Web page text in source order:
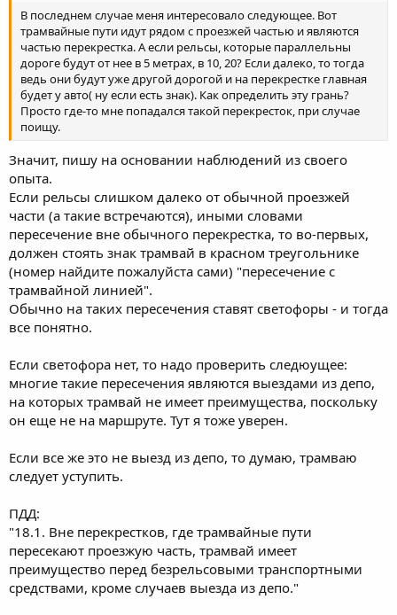
В последнем случае меня интересовало следующее. Вот
трамвайные пути идут рядом с проезжей частью и являются
частью перекрестка. А если рельсы, которые параллельны
дороге будут от нее в 5 метрах, в 10, 20? Если далеко, то тогда
ведь они будут уже другой дорогой и на перекрестке главная
будет у авто( ну если есть знак). Как определить эту грань?
Просто где-то мне попадался такой перекресток, при случае
поищу.
Значит, пишу на основании наблюдений из своего
опыта.
Если рельсы слишком далеко от обычной проезжей
части (а такие встречаются), иными словами
пересечение вне обычного перекрестка, то во-первых,
должен стоять знак трамвай в красном треугольнике
(номер найдите пожалуйста сами) "пересечение с
трамвайной линией".
Обычно на таких пересечения ставят светофоры - и тогда
все понятно.
Если светофора нет, то надо проверить следюущее:
многие такие пересечения являются выездами из депо,
на которых трамвай не имеет преимущества, поскольку
он еще не на маршруте. Тут я тоже уверен.
Если все же это не выезд из депо, то думаю, трамваю
следует уступить.
ПДД:
"18.1. Вне перекрестков, где трамвайные пути
пересекают проезжую часть, трамвай имеет
преимущество перед безрельсовыми транспортными
средствами, кроме случаев выезда из депо."